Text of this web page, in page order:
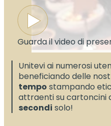
Guarda il video di
Unitevi ai numerosi
beneficiando delle
tempo stampando
attraenti su cartoncini
secondi solo!